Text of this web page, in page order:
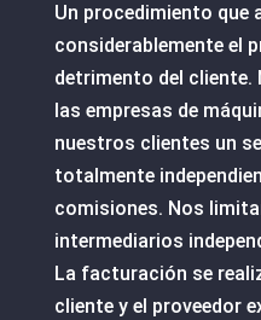
Un procedimiento que
considerablemente el
detrimento del
las empresas de
nuestros clientes un
totalmente
comisiones. Nos
intermediarios
La facturación se
cliente y el proveedor